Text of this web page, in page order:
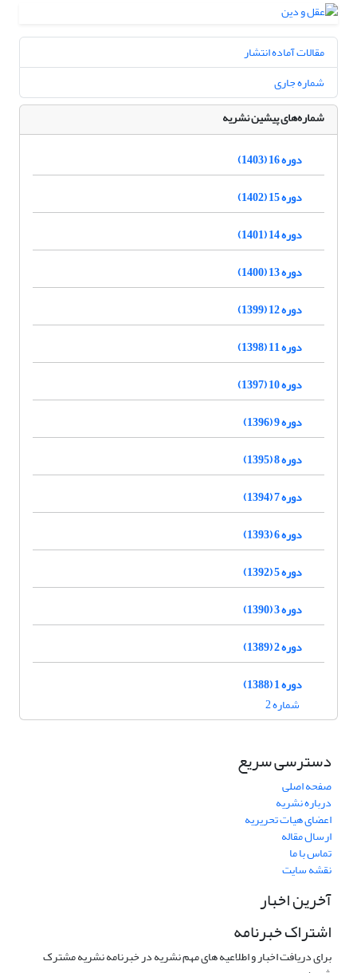
مقالات آماده انتشار
شماره جاری
شماره‌های پیشین نشریه
دوره 16 (1403)
دوره 15 (1402)
دوره 14 (1401)
دوره 13 (1400)
دوره 12 (1399)
دوره 11 (1398)
دوره 10 (1397)
دوره 9 (1396)
دوره 8 (1395)
دوره 7 (1394)
دوره 6 (1393)
دوره 5 (1392)
دوره 3 (1390)
دوره 2 (1389)
دوره 1 (1388)
شماره 2
دسترسی سریع
صفحه اصلی
درباره نشریه
اعضای هیات تحریریه
ارسال مقاله
تماس با ما
نقشه سایت
آخرین اخبار
اشتراک خبرنامه
برای دریافت اخبار و اطلاعیه های مهم نشریه در خبرنامه نشریه مشترک